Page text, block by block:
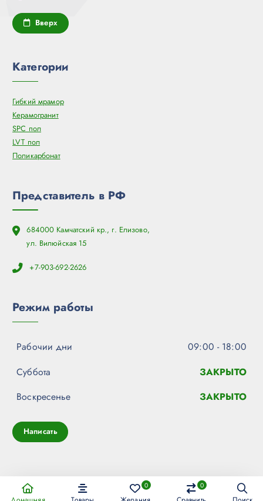
Вверх
Категории
Гибкий мрамор
Керамогранит
SPC пол
LVT пол
Поликарбонат
Представитель в РФ
684000 Камчатский кр., г. Елизово,
ул. Вилюйская 15
+7-903-692-2626
Режим работы
Рабочии дни
09:00 - 18:00
Суббота
ЗАКРЫТО
Воскресенье
ЗАКРЫТО
Написать
Права защищены © 2026 gcatti.com
0 0